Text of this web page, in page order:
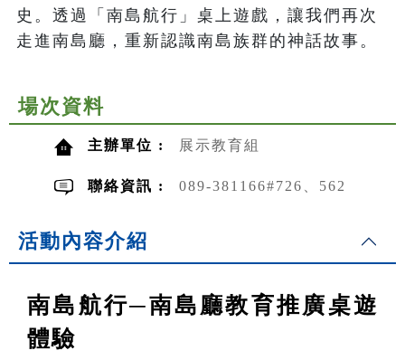
史。透過「南島航行」桌上遊戲，讓我們再次
走進南島廳，重新認識南島族群的神話故事。
場次資料
主辦單位 : 展示教育組
聯絡資訊 : 089-381166#726、562
活動內容介紹
南島航行─南島廳教育推廣桌遊
體驗